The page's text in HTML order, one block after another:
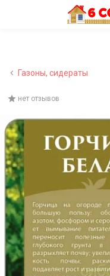
Газоны, сидераты
нет отзывов